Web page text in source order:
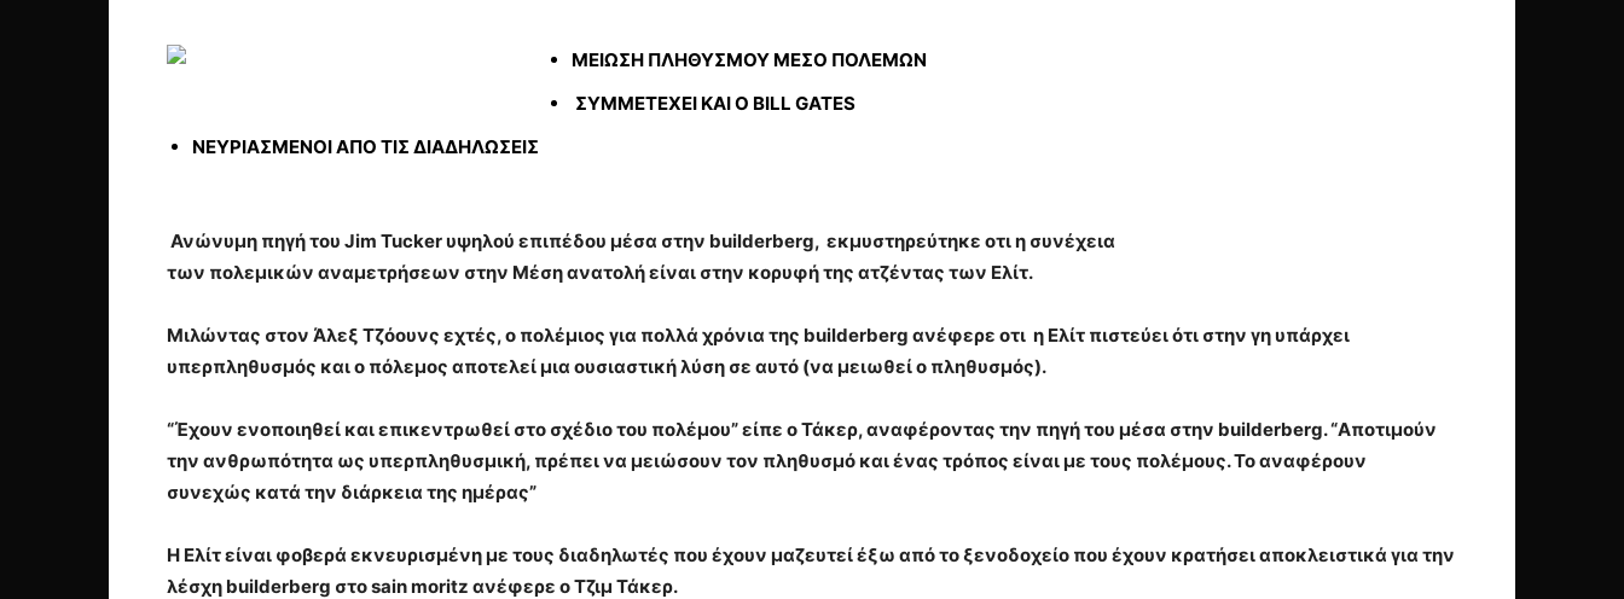
ΜΕΙΩΣΗ ΠΛΗΘΥΣΜΟΥ ΜΕΣΟ ΠΟΛΕΜΩΝ
ΣΥΜΜΕΤΕΧΕΙ ΚΑΙ Ο BILL GATES
NΕΥΡΙΑΣΜΕΝΟΙ ΑΠΟ ΤΙΣ ΔΙΑΔΗΛΩΣΕΙΣ
Ανώνυμη πηγή του Jim Tucker υψηλού επιπέδου μέσα στην builderberg, εκμυστηρεύτηκε οτι η συνέχεια
των πολεμικών αναμετρήσεων στην Μέση ανατολή είναι στην κορυφή της ατζέντας των Ελίτ.
Μιλώντας στον Άλεξ Τζόουνς εχτές, ο πολέμιος για πολλά χρόνια της builderberg ανέφερε οτι η Ελίτ πιστεύει ότι στην γη υπάρχει
υπερπληθυσμός και ο πόλεμος αποτελεί μια ουσιαστική λύση σε αυτό (να μειωθεί ο πληθυσμός).
“Έχουν ενοποιηθεί και επικεντρωθεί στο σχέδιο του πολέμου” είπε ο Τάκερ, αναφέροντας την πηγή του μέσα στην builderberg. “Αποτιμούν
την ανθρωπότητα ως υπερπληθυσμική, πρέπει να μειώσουν τον πληθυσμό και ένας τρόπος είναι με τους πολέμους. Το αναφέρουν
συνεχώς κατά την διάρκεια της ημέρας”
Η Ελίτ είναι φοβερά εκνευρισμένη με τους διαδηλωτές που έχουν μαζευτεί έξω από το ξενοδοχείο που έχουν κρατήσει αποκλειστικά για την
λέσχη builderberg στο sain moritz ανέφερε ο Τζιμ Τάκερ.